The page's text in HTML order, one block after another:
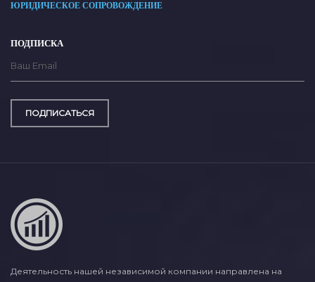
ЮРИДИЧЕСКОЕ СОПРОВОЖДЕНИЕ
ПОДПИСКА
ПОДПИСАТЬСЯ
Деятельность нашей независимой компании направлена на